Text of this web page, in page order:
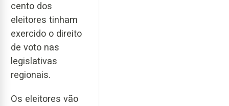
cento dos
eleitores tinham
exercido o direito
de voto nas
legislativas
regionais.
Os eleitores vão